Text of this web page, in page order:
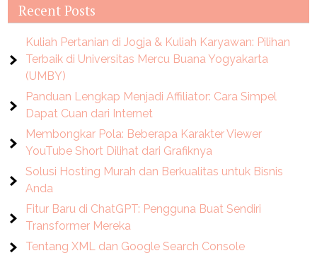
Recent Posts
Kuliah Pertanian di Jogja & Kuliah Karyawan: Pilihan
Terbaik di Universitas Mercu Buana Yogyakarta
(UMBY)
Panduan Lengkap Menjadi Affiliator: Cara Simpel
Dapat Cuan dari Internet
Membongkar Pola: Beberapa Karakter Viewer
YouTube Short Dilihat dari Grafiknya
Solusi Hosting Murah dan Berkualitas untuk Bisnis
Anda
Fitur Baru di ChatGPT: Pengguna Buat Sendiri
Transformer Mereka
Tentang XML dan Google Search Console